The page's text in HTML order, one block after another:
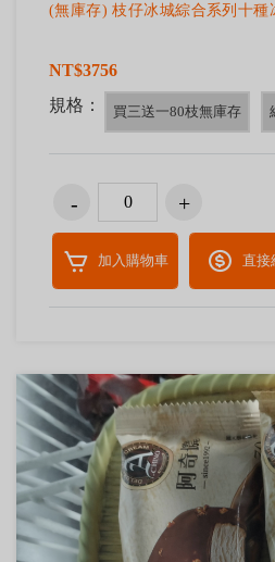
(無庫存) 枝仔冰城綜合系列十種
NT$3756
規格：
買三送一80枝無庫存
加入購物車 直接